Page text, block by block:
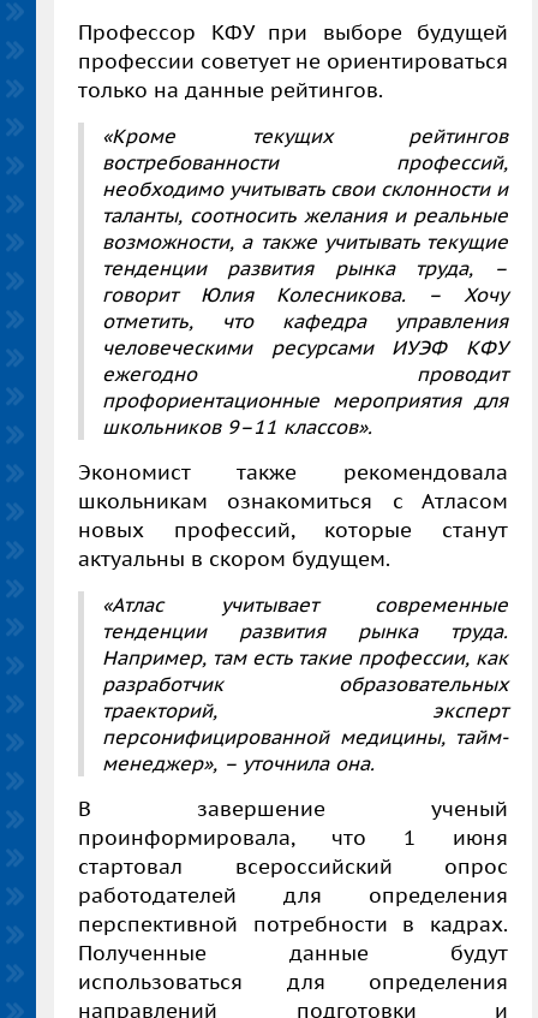
Профессор КФУ при выборе будущей
профессии советует не ориентироваться
только на данные рейтингов.
«Кроме текущих рейтингов
востребованности профессий,
необходимо учитывать свои склонности и
таланты, соотносить желания и реальные
возможности, а также учитывать текущие
тенденции развития рынка труда, –
говорит Юлия
Колесникова. – Хочу
отметить, что кафедра управления
человеческими ресурсами ИУЭФ КФУ
ежегодно проводит
профориентационные мероприятия для
школьников 9–11 классов».
Экономист также рекомендовала
школьникам ознакомиться с Атласом
новых профессий, которые станут
актуальны в скором будущем.
«Атлас учитывает современные
тенденции развития рынка труда.
Например, там есть такие профессии, как
разработчик образовательных
траекторий, эксперт
персонифицированной медицины, тайм-
менеджер», – уточнила она.
В завершение ученый
проинформировала, что 1 июня
стартовал всероссийский опрос
работодателей для определения
перспективной потребности в кадрах.
Полученные данные будут
использоваться для определения
направлений подготовки и